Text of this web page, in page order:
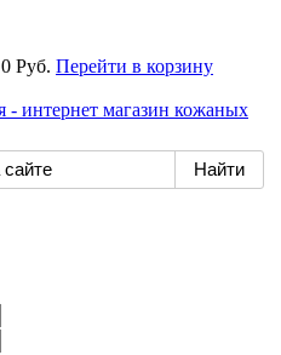
0 Руб. Перейти в корзину